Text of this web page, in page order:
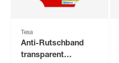
Tesa
Anti-Rutschband
transparent